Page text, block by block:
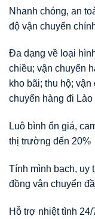
Nhanh chóng, an
độ vận chuyển
Đa dạng về loại
chiều; vận chuyển
kho bãi; thu hộ;
chuyển hàng đi
Luô bình ổn giá,
thị trường đến 20%
Tính mình bạch, uy
đồng vận chuyển
Hỗ trợ nhiệt tình